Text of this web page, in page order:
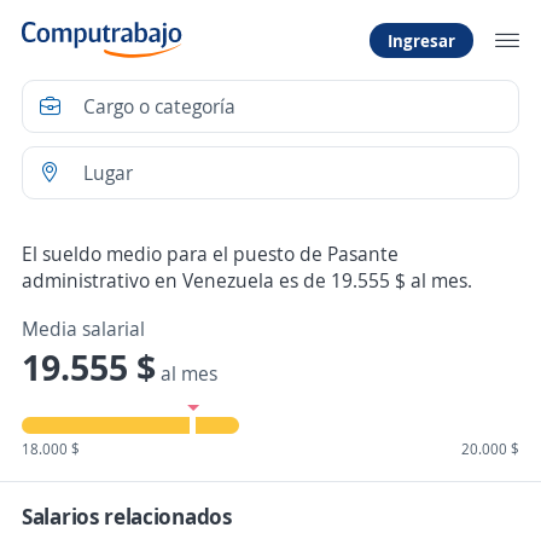
Ingresar
El sueldo medio para el puesto de Pasante
administrativo en Venezuela es de 19.555 $ al mes.
Media salarial
19.555 $al mes
18.000 $ 20.000 $
Salarios relacionados